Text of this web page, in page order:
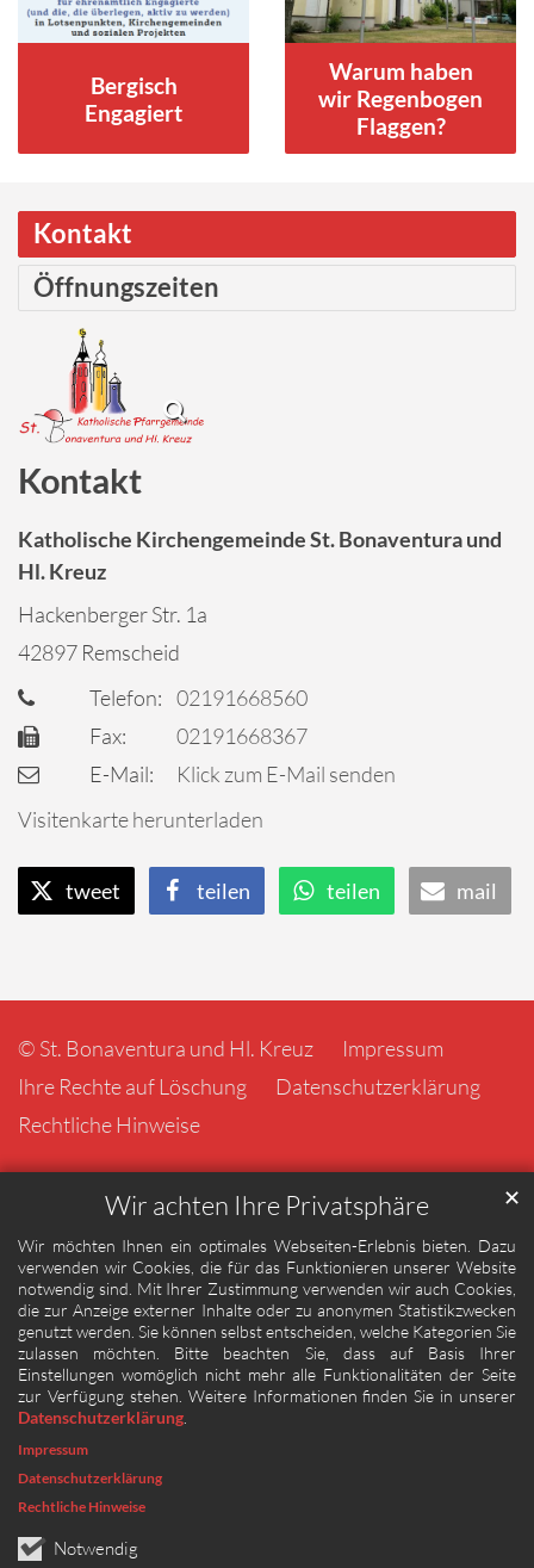
Wir achten Ihre Privatsphäre
Wir möchten Ihnen ein optimales Webseiten-Erlebnis bieten. Dazu
verwenden wir Cookies, die für das Funktionieren unserer Website
notwendig sind. Mit Ihrer Zustimmung verwenden wir auch Cookies,
die zur Anzeige externer Inhalte oder zu anonymen Statistikzwecken
genutzt werden. Sie können selbst entscheiden, welche Kategorien Sie
zulassen möchten. Bitte beachten Sie, dass auf Basis Ihrer
Einstellungen womöglich nicht mehr alle Funktionalitäten der Seite
zur Verfügung stehen. Weitere Informationen finden Sie in unserer
Datenschutzerklärung
Notwendig
✕
Impressum
Datenschutzerklärung
Rechtliche Hinweise
Bergisch
Engagiert
Warum haben
wir Regenbogen
Flaggen?
Kontakt
Öffnungszeiten
Kontakt
Katholische Kirchengemeinde St. Bonaventura und
Hl. Kreuz
Hackenberger Str. 1a
42897 Remscheid
Telefon: 02191668560
Fax:
02191668367
E-Mail:
Klick zum E-Mail senden
Visitenkarte herunterladen
tweet teilen teilen mail
© St. Bonaventura und Hl. Kreuz
Impressum
Ihre Rechte auf Löschung
Datenschutzerklärung
Rechtliche Hinweise